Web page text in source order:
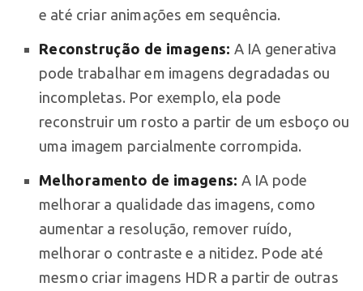
e até criar animações em sequência.
Reconstrução de imagens: A IA generativa
pode trabalhar em imagens degradadas ou
incompletas. Por exemplo, ela pode
reconstruir um rosto a partir de um esboço ou
uma imagem parcialmente corrompida.
Melhoramento de imagens: A IA pode
melhorar a qualidade das imagens, como
aumentar a resolução, remover ruído,
melhorar o contraste e a nitidez. Pode até
mesmo criar imagens HDR a partir de outras